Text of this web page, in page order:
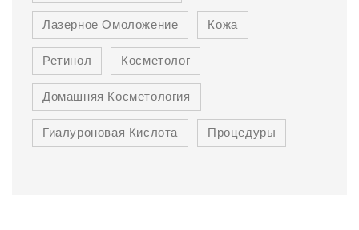
Лазерное Омоложение
Кожа
Ретинол
Косметолог
Домашняя Косметология
Гиалуроновая Кислота
Процедуры